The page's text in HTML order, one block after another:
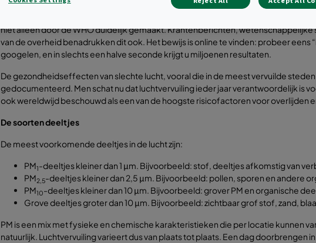
De negatieve gezondheidseffecten van slechte luchtkwaliteit en de ziektes die
niet alleen door de WHO duidelijk gemaakt. Krantenberichten,
van de overheid benadrukken dit ook. Het bewijs is online te vinden: probeer
googelen, en in slechts een halve seconde krijgt u miljoenen resultaten.
De gezondheidseffecten van slechte lucht, vooral die in de meest vervuilde
gedocumenteerd. Men schat nu dat luchtvervuiling ieder jaar verantwoordelijk is
ook wereldwijd beschouwd als een van de hoogste risicofactoren voor overlijden
De soorten deeltjes
De meest voorkomende deeltjes in de lucht zijn:
PM1-deeltjes kleiner dan 1 μm. Bijvoorbeeld: stof, deeltjes afkomstig van
PM2,5-deeltjes kleiner dan 2,5 μm. Bijvoorbeeld: pollen, sporen en andere
PM10-deeltjes kleiner dan 10 μm. Bijvoorbeeld: grover PM en organische
Grove deeltjes groter dan 10 μm. Bijvoorbeeld: zichtbaar grof stof, zand,
PM is een mix met fysieke en chemische karakteristieken die per locatie kunnen
natuurlijk. Luchtvervuiling varieert dus van plaats tot plaats. Een dag doorbrengen